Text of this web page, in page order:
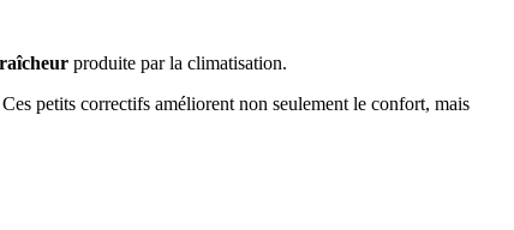
produite par la climatisation.
Ces petits correctifs améliorent non seulement le confort, mais